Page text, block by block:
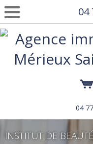
04
04
INSTITUT DE